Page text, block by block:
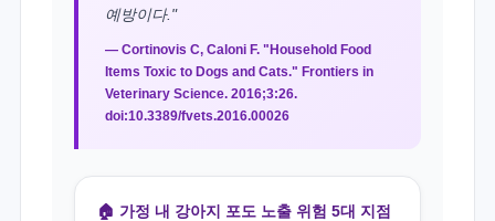
예방이다."
— Cortinovis C, Caloni F. "Household Food
Items Toxic to Dogs and Cats." Frontiers in
Veterinary Science. 2016;3:26.
doi:10.3389/fvets.2016.00026
🏠 가정 내 강아지 포도 노출 위험 5대 지점